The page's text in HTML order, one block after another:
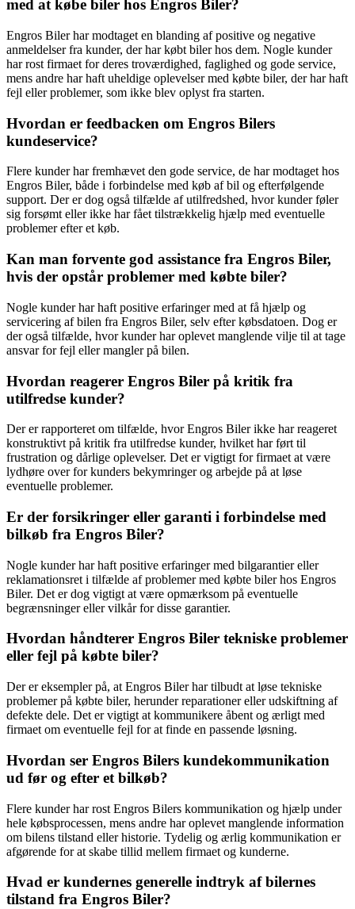
med at købe biler hos Engros Biler?
Engros Biler har modtaget en blanding af positive og negative
anmeldelser fra kunder, der har købt biler hos dem. Nogle kunder
har rost firmaet for deres troværdighed, faglighed og gode service,
mens andre har haft uheldige oplevelser med købte biler, der har haft
fejl eller problemer, som ikke blev oplyst fra starten.
Hvordan er feedbacken om Engros Bilers
kundeservice?
Flere kunder har fremhævet den gode service, de har modtaget hos
Engros Biler, både i forbindelse med køb af bil og efterfølgende
support. Der er dog også tilfælde af utilfredshed, hvor kunder føler
sig forsømt eller ikke har fået tilstrækkelig hjælp med eventuelle
problemer efter et køb.
Kan man forvente god assistance fra Engros Biler,
hvis der opstår problemer med købte biler?
Nogle kunder har haft positive erfaringer med at få hjælp og
servicering af bilen fra Engros Biler, selv efter købsdatoen. Dog er
der også tilfælde, hvor kunder har oplevet manglende vilje til at tage
ansvar for fejl eller mangler på bilen.
Hvordan reagerer Engros Biler på kritik fra
utilfredse kunder?
Der er rapporteret om tilfælde, hvor Engros Biler ikke har reageret
konstruktivt på kritik fra utilfredse kunder, hvilket har ført til
frustration og dårlige oplevelser. Det er vigtigt for firmaet at være
lydhøre over for kunders bekymringer og arbejde på at løse
eventuelle problemer.
Er der forsikringer eller garanti i forbindelse med
bilkøb fra Engros Biler?
Nogle kunder har haft positive erfaringer med bilgarantier eller
reklamationsret i tilfælde af problemer med købte biler hos Engros
Biler. Det er dog vigtigt at være opmærksom på eventuelle
begrænsninger eller vilkår for disse garantier.
Hvordan håndterer Engros Biler tekniske problemer
eller fejl på købte biler?
Der er eksempler på, at Engros Biler har tilbudt at løse tekniske
problemer på købte biler, herunder reparationer eller udskiftning af
defekte dele. Det er vigtigt at kommunikere åbent og ærligt med
firmaet om eventuelle fejl for at finde en passende løsning.
Hvordan ser Engros Bilers kundekommunikation
ud før og efter et bilkøb?
Flere kunder har rost Engros Bilers kommunikation og hjælp under
hele købsprocessen, mens andre har oplevet manglende information
om bilens tilstand eller historie. Tydelig og ærlig kommunikation er
afgørende for at skabe tillid mellem firmaet og kunderne.
Hvad er kundernes generelle indtryk af bilernes
tilstand fra Engros Biler?